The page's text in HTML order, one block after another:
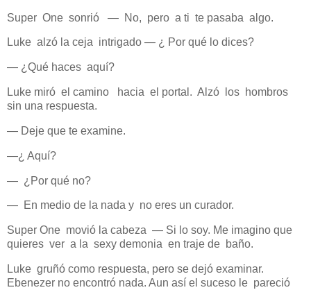
Super One sonrió — No, pero a ti te pasaba algo.
Luke alzó la ceja intrigado — ¿ Por qué lo dices?
— ¿Qué haces aquí?
Luke miró el camino hacia el portal. Alzó los hombros
sin una respuesta.
— Deje que te examine.
—¿ Aquí?
— ¿Por qué no?
— En medio de la nada y no eres un curador.
Super One movió la cabeza — Si lo soy. Me imagino que
quieres ver a la sexy demonia en traje de baño.
Luke gruñó como respuesta, pero se dejó examinar.
Ebenezer no encontró nada. Aun así el suceso le pareció